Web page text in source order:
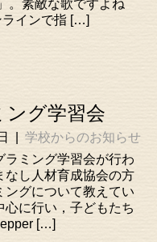
。素敵な歌ですよね
インで指 […]
ング学習会
学校からのお知らせ
ミング学習会が行わ
なし人材育成協会の方
ングについて教えてい
に行い，子どもたち
[…]